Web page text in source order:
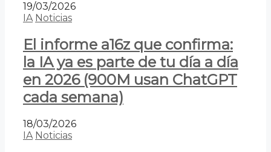
19/03/2026
IA Noticias
El informe a16z que confirma:
la IA ya es parte de tu día a día
en 2026 (900M usan ChatGPT
cada semana)
18/03/2026
IA Noticias